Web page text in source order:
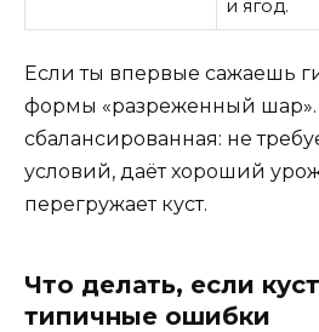
и ягод.
Если ты впервые сажаешь
формы «разреженный шар».
сбалансированная: не
условий, даёт хороший
перегружает куст.
Что делать, если
типичные ошибки